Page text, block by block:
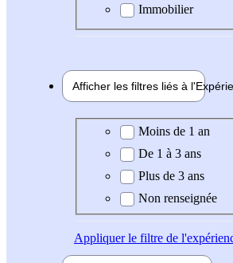
Immobilier
Afficher les filtres liés à l'
Expérience demandée
Moins de 1 an
De 1 à 3 ans
Plus de 3 ans
Non renseignée
Appliquerle filtre de